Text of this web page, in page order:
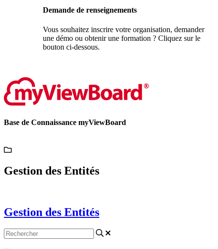
Demande de renseignements
Vous souhaitez inscrire votre organisation, demander
une démo ou obtenir une formation ? Cliquez sur le
bouton ci-dessous.
Base de Connaissance myViewBoard
Gestion des Entités
Gestion des Entités